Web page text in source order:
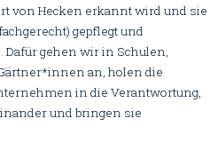
von Hecken erkannt wird und sie
gepflegt und
gehen wir in Schulen,
an, holen die
in die Verantwortung,
und bringen sie